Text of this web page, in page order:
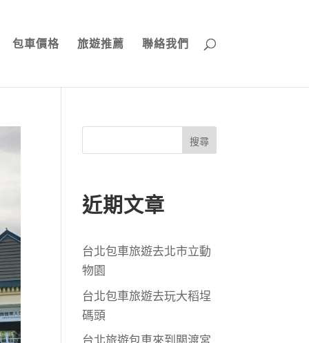
包車價格 旅遊推薦 聯絡我們
搜尋
近期文章
台北包車旅遊去北市立動
物園
台北包車旅遊去玩大稻埕
碼頭